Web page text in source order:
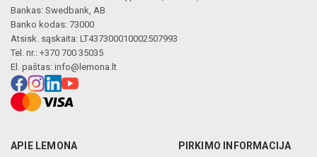
Bankas: Swedbank, AB
Banko kodas: 73000
Atsisk. sąskaita: LT437300010002507993
Tel. nr.: +370 700 35035
El. paštas: info@lemona.lt
APIE LEMONA PIRKIMO INFORMACIJA